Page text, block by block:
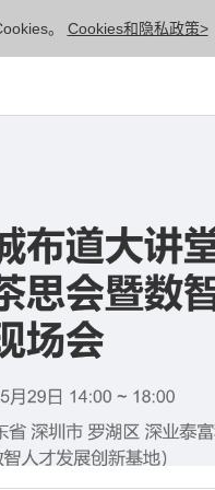
。 Cookies和隐私政策>